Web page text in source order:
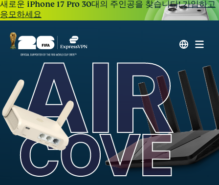
새로운 iPhone 17 Pro 30대의 주인공을 찾습니다!가입하고
응모하세요